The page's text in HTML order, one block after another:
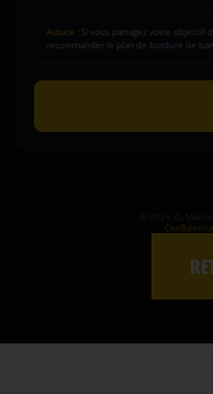
Astuce :
Si vous partagez votre objectif
recommander le plan de bordure de